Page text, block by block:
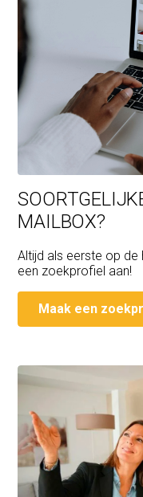
MAILBOX?
Altijd als eerste op
een zoekprofiel aan!
Maak een